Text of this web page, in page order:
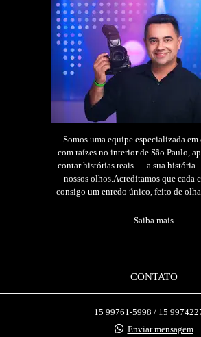
Somos uma equipe especializada em
com raízes no interior de São Paulo,
contar histórias reais — a sua história
nossos olhos.Acreditamos que cada
consigo um enredo único, feito de
Saiba mais
CONTATO
15 99761-5998 / 15
Enviar mensagem